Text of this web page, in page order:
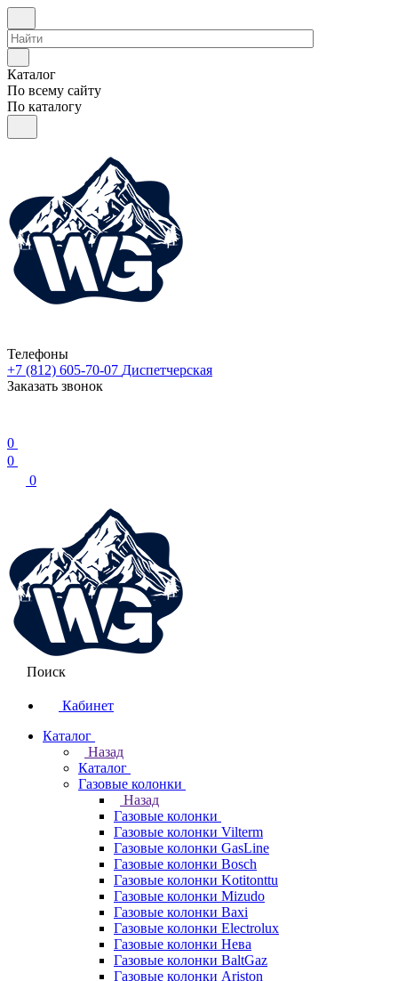
Каталог
По всему сайту
По каталогу
Телефоны
+7 (812) 605-70-07 Диспетчерская
Заказать звонок
0
0
0
Поиск
Кабинет
Каталог
Назад
Каталог
Газовые колонки
Назад
Газовые колонки
Газовые колонки Vilterm
Газовые колонки GasLine
Газовые колонки Bosch
Газовые колонки Kotitonttu
Газовые колонки Mizudo
Газовые колонки Baxi
Газовые колонки Electrolux
Газовые колонки Нева
Газовые колонки BaltGaz
Газовые колонки Ariston